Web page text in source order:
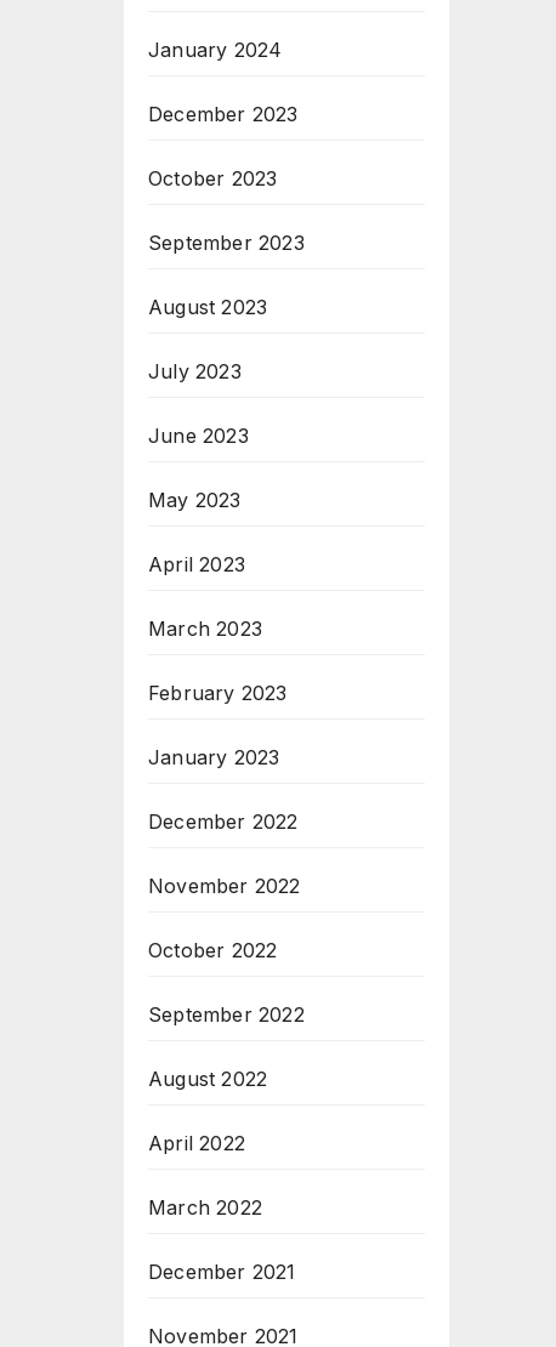
January 2024
December 2023
October 2023
September 2023
August 2023
July 2023
June 2023
May 2023
April 2023
March 2023
February 2023
January 2023
December 2022
November 2022
October 2022
September 2022
August 2022
April 2022
March 2022
December 2021
November 2021